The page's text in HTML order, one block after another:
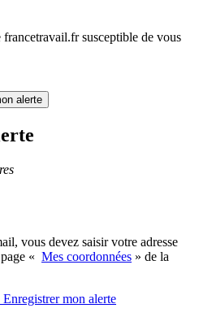
susceptible de vous
alerte
vous devez saisir votre adresse
« Mes coordonnées » de la
Enregistrermon alerte